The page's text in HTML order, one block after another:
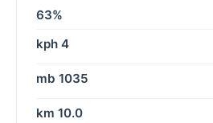
63%
4 kph
1035 mb
10.0 km